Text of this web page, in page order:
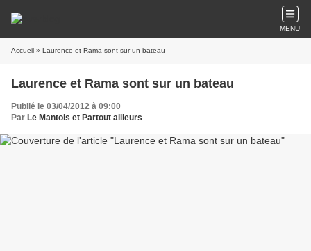
MENU
Accueil » Laurence et Rama sont sur un bateau
Laurence et Rama sont sur un bateau
Publié le 03/04/2012 à 09:00
Par Le Mantois et Partout ailleurs